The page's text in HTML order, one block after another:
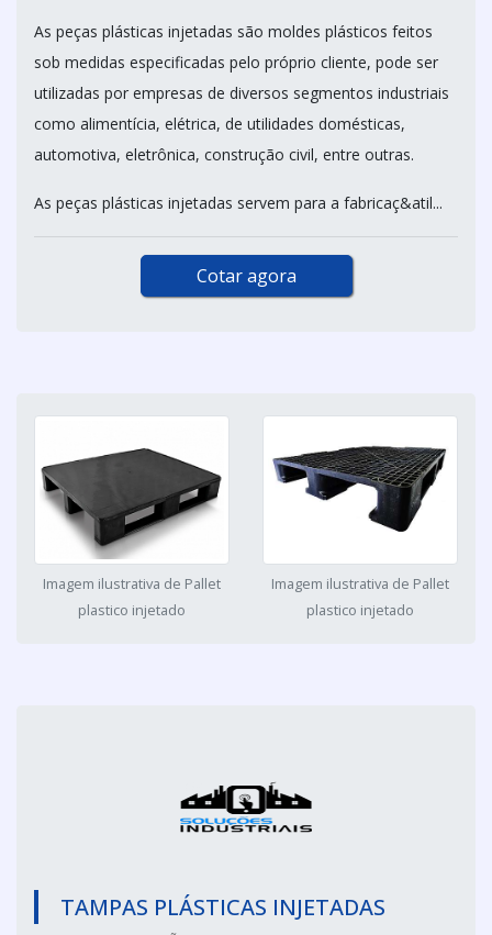
As peças plásticas injetadas são moldes plásticos feitos
sob medidas especificadas pelo próprio cliente, pode ser
utilizadas por empresas de diversos segmentos industriais
como alimentícia, elétrica, de utilidades domésticas,
automotiva, eletrônica, construção civil, entre outras.
As peças plásticas injetadas servem para a fabricaç&atil...
Cotar agora
Imagem ilustrativa de Pallet
plastico injetado
Imagem ilustrativa de Pallet
plastico injetado
TAMPAS PLÁSTICAS INJETADAS